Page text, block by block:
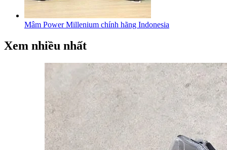
Mâm Power Millenium chính hãng Indonesia
Xem nhiều nhất